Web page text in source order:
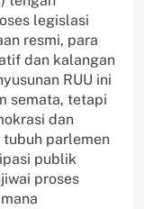
legislasi
resmi, para
dan kalangan
RUU ini
semata, tetapi
dan
parlemen
publik
proses